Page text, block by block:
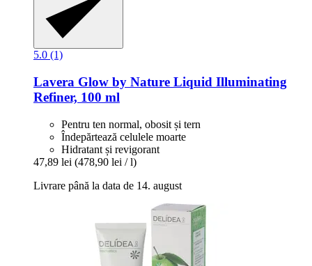
5.0 (1)
Lavera Glow by Nature Liquid Illuminating
Refiner, 100 ml
Pentru ten normal, obosit și tern
Îndepărtează celulele moarte
Hidratant și revigorant
47,89 lei (478,90 lei / l)
Livrare până la data de 14. august